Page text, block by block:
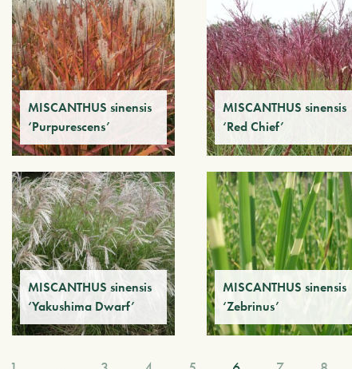
MISCANTHUS sinensis
‘Purpurescens’
MISCANTHUS sinensis
‘Red Chief’
MISCANTHUS sinensis
‘Yakushima Dwarf’
MISCANTHUS sinensis
‘Zebrinus’